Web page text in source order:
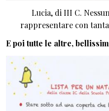
Lucia, di III C.
rappresentare con
E poi tutte le altre,